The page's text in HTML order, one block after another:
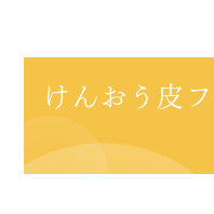
けんおう皮